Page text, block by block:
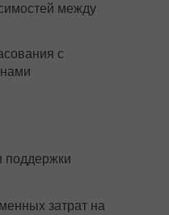
между
с
поддержки
затрат на